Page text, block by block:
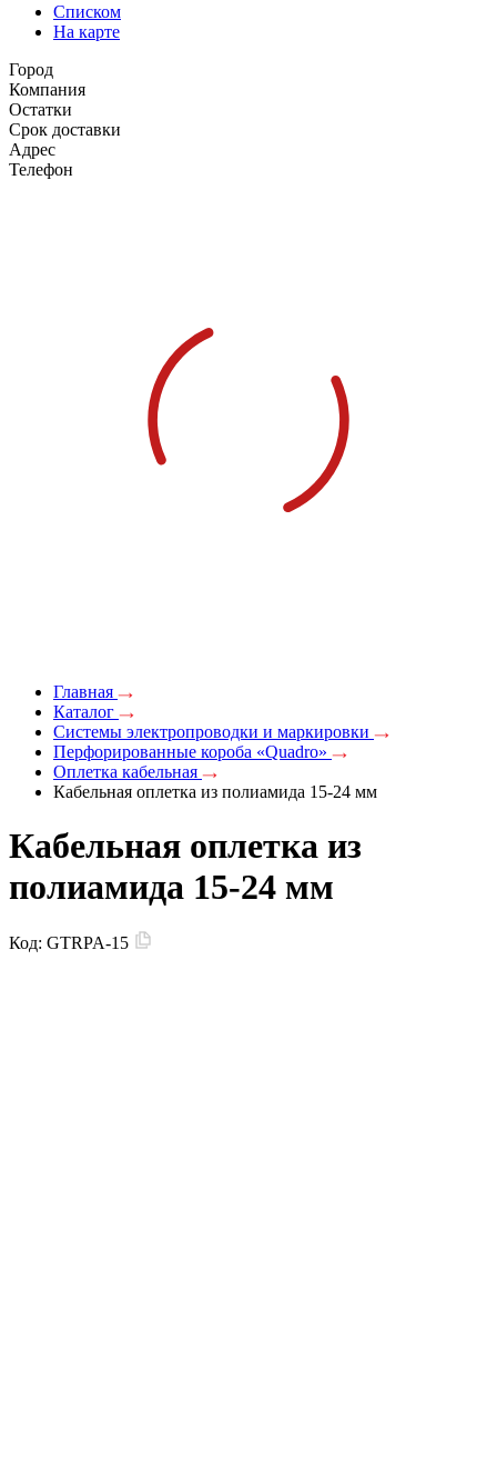
Списком
На карте
Город
Компания
Остатки
Срок доставки
Адрес
Телефон
Главная
Каталог
Системы электропроводки и маркировки
Перфорированные короба «Quadro»
Оплетка кабельная
Кабельная оплетка из полиамида 15-24 мм
Кабельная оплетка из
полиамида 15-24 мм
Код: GTRPA-15